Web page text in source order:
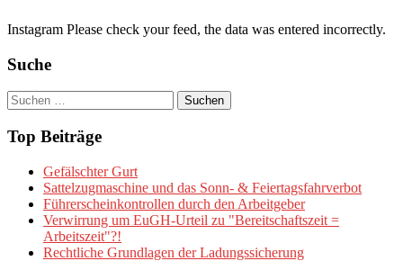
Instagram Please check your feed, the data was entered incorrectly.
Suche
Suchen
nach:
Top Beiträge
Gefälschter Gurt
Sattelzugmaschine und das Sonn- & Feiertagsfahrverbot
Führerscheinkontrollen durch den Arbeitgeber
Verwirrung um EuGH-Urteil zu "Bereitschaftszeit =
Arbeitszeit"?!
Rechtliche Grundlagen der Ladungssicherung